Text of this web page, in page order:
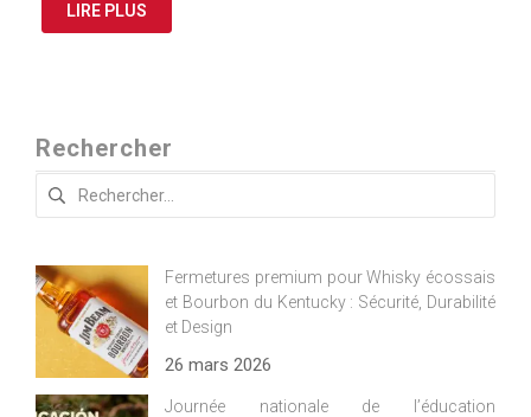
LIRE PLUS
Rechercher
Rechercher :
Fermetures premium pour Whisky écossais
et Bourbon du Kentucky : Sécurité, Durabilité
et Design
26 mars 2026
Journée nationale de l’éducation